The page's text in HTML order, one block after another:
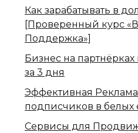
Как зарабатывать в
[Проверенный курс
Поддержка»]
Бизнес на партнёрках
за 3 дня
Эффективная
подписчиков в белых
Сервисы для